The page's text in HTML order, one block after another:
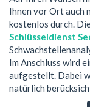
Ihnen vor Ort auch
kostenlos durch.
Schlüsseldienst
Im Anschluss wird
aufgestellt. Dabei
natürlich